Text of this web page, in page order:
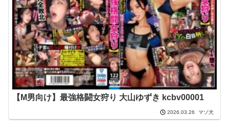
【M男向け】最強格闘女狩り 大山ゆずき kcbv00001
2026.03.26 マゾ犬